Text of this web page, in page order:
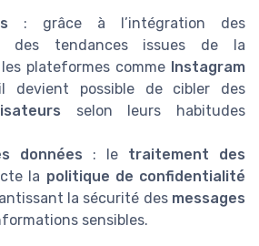
: grâce à l’intégration des
tendances issues de la
plateformes comme Instagram
devient possible de cibler des
selon leurs habitudes
données : le traitement des
la politique de confidentialité
la sécurité des messages
sensibles.